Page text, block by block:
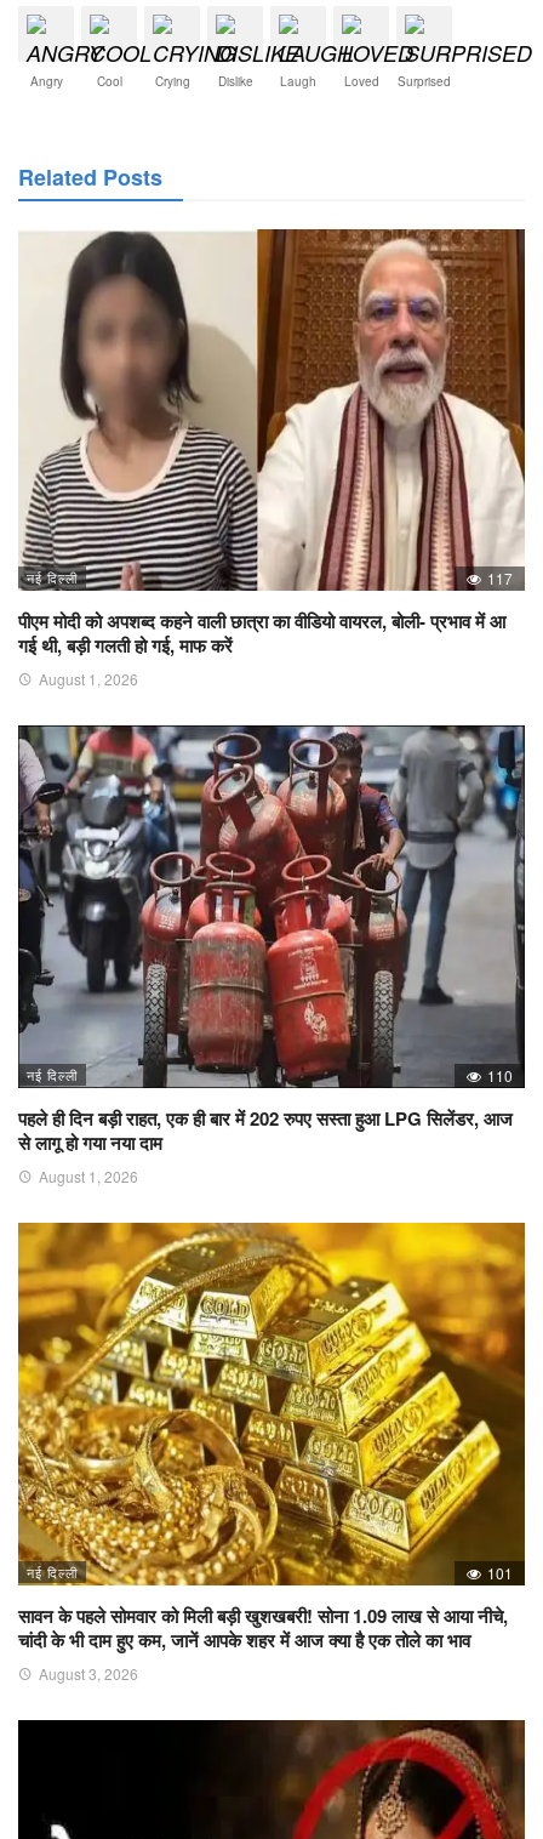
Angry Cool Crying Dislike Laugh Loved Surprised
Related Posts
नई दिल्ली 117
पीएम मोदी को अपशब्द कहने वाली छात्रा का वीडियो वायरल, बोली- प्रभाव में आ
गई थी, बड़ी गलती हो गई, माफ करें
August 1, 2026
नई दिल्ली 110
पहले ही दिन बड़ी राहत, एक ही बार में 202 रुपए सस्ता हुआ LPG सिलेंडर, आज
से लागू हो गया नया दाम
August 1, 2026
नई दिल्ली 101
सावन के पहले सोमवार को मिली बड़ी खुशखबरी! सोना 1.09 लाख से आया नीचे,
चांदी के भी दाम हुए कम, जानें आपके शहर में आज क्या है एक तोले का भाव
August 3, 2026